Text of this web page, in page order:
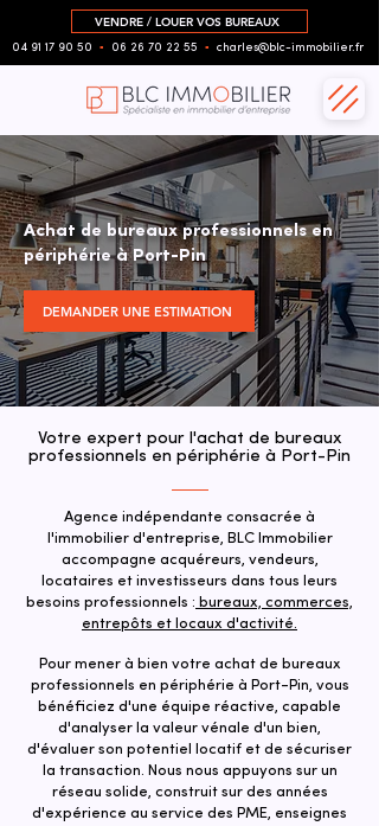
VENDRE / LOUER VOS BUREAUX
04 91 17 90 50 ▪︎ 06 26 70 22 55 ▪︎ charles@blc-immobilier.fr
Achat de bureaux professionnels en
périphérie à Port-Pin
DEMANDER UNE ESTIMATION
Votre expert pour l'achat de bureaux
professionnels en périphérie à Port-Pin
Agence indépendante consacrée à
l'immobilier d'entreprise, BLC Immobilier
accompagne acquéreurs, vendeurs,
locataires et investisseurs dans tous leurs
besoins professionnels : bureaux, commerces,
entrepôts et locaux d'activité.
Pour mener à bien votre achat de bureaux
professionnels en périphérie à Port-Pin, vous
bénéficiez d'une équipe réactive, capable
d'analyser la valeur vénale d'un bien,
d'évaluer son potentiel locatif et de sécuriser
la transaction. ​Nous nous appuyons sur un
réseau solide, construit sur des années
d'expérience au service des PME, enseignes